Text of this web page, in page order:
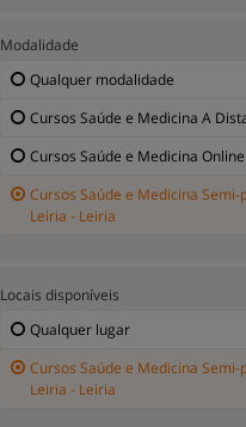
Modalidade
Qualquer modalidade
Cursos Saúde e Medicina A
Cursos Saúde e Medicina Online
Cursos Saúde e Medicina Semi-
Leiria - Leiria
Locais disponíveis
Qualquer lugar
Cursos Saúde e Medicina Semi-
Leiria - Leiria